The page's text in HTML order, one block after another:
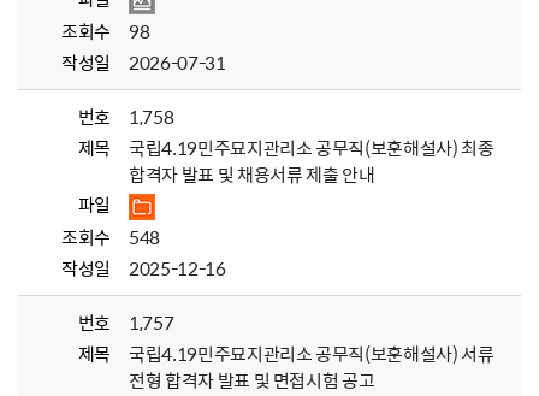
조회수
98
작성일
2026-07-31
번호
1,758
제목
국립4.19민주묘지관리소 공무직(보훈해설사) 최종
합격자 발표 및 채용서류 제출 안내
파일
조회수
548
작성일
2025-12-16
번호
1,757
제목
국립4.19민주묘지관리소 공무직(보훈해설사) 서류
전형 합격자 발표 및 면접시험 공고